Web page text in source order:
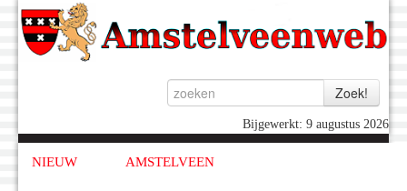
Bijgewerkt: 9 augustus 2026
NIEUW AMSTELVEEN